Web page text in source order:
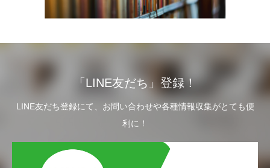
「LINE友だち」登録！
LINE友だち登録にて、お問い合わせや各種情報収集がとても便
利に！